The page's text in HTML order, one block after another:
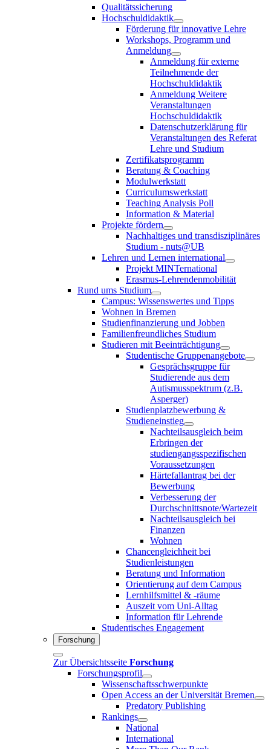
Qualitätssicherung
Hochschuldidaktik
Förderung für innovative Lehre
Workshops, Programm und
Anmeldung
Anmeldung für externe
Teilnehmende der
Hochschuldidaktik
Anmeldung Weitere
Veranstaltungen
Hochschuldidaktik
Datenschutzerklärung für
Veranstaltungen des Referat
Lehre und Studium
Zertifikatsprogramm
Beratung & Coaching
Modulwerkstatt
Curriculumswerkstatt
Teaching Analysis Poll
Information & Material
Projekte fördern
Nachhaltiges und transdisziplinäres
Studium - nuts@UB
Lehren und Lernen international
Projekt MINTernational
Erasmus-Lehrendenmobilität
Rund ums Studium
Campus: Wissenswertes und Tipps
Wohnen in Bremen
Studienfinanzierung und Jobben
Familienfreundliches Studium
Studieren mit Beeinträchtigung
Studentische Gruppenangebote
Gesprächsgruppe für
Studierende aus dem
Autismusspektrum (z.B.
Asperger)
Studienplatzbewerbung &
Studieneinstieg
Nachteilsausgleich beim
Erbringen der
studiengangsspezifischen
Voraussetzungen
Härtefallantrag bei der
Bewerbung
Verbesserung der
Durchschnittsnote/Wartezeit
Nachteilsausgleich bei
Finanzen
Wohnen
Chancengleichheit bei
Studienleistungen
Beratung und Information
Orientierung auf dem Campus
Lernhilfsmittel & -räume
Auszeit vom Uni-Alltag
Information für Lehrende
Studentisches Engagement
Forschung
Zur Übersichtsseite Forschung
Forschungsprofil
Wissenschaftsschwerpunkte
Open Access an der Universität Bremen
Predatory Publishing
Rankings
National
International